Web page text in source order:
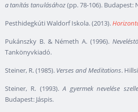
a tanítás tanulásához(pp. 78-106).
Pesthidegkúti Waldorf Iskola. (2013).
Pukánszky B. & Németh A. (1996).
Tankönyvkiadó.
Steiner, R. (1985). Verses and Meditations.
Steiner, R. (1993).A gyermek nevelése
Budapest: Jáspis.